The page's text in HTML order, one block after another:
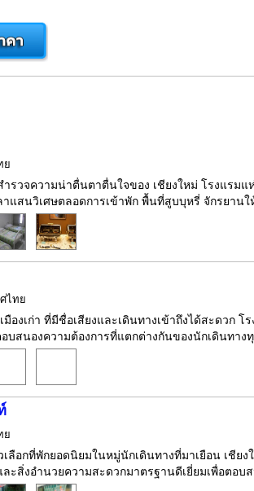
ย
ำรวจความน่าตื่นตาตื่นใจของ เชียงใหม่ โรงแรม
แสนวิเศษตลอดการเข้าพัก พื้นที่สูบบุหรี่ จักรยานใ
ไทย
องเก่า ที่มีชื่อเสียงและเดินทางเข้าถึงได้สะดวก
บสนองความต้องการที่แตกต่างกันของนักเดินทาง
ย
ลือกที่พักยอดนิยมในหมู่นักเดินทางที่มาเยือน เชีย
ะสิ่งอำนวยความสะดวกมาตรฐานดีเยี่ยมเพื่อตอ